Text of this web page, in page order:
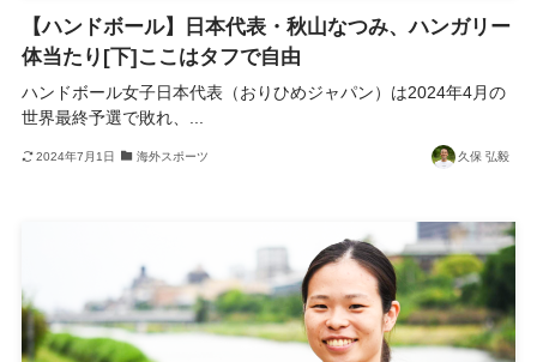
【ハンドボール】日本代表・秋山なつみ、ハンガリー
体当たり[下]ここはタフで自由
ハンドボール女子日本代表（おりひめジャパン）は2024年4月の
世界最終予選で敗れ、...
2024年7月1日 海外スポーツ 久保 弘毅